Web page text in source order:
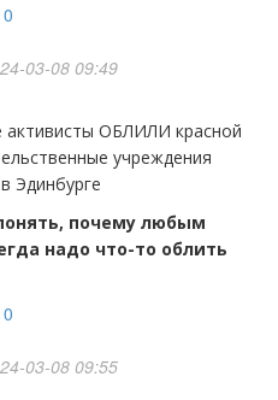
03-08 09:49
активисты ОБЛИЛИ красной
учреждения
Эдинбурге
почему любым
надо что-то облить
03-08 09:55